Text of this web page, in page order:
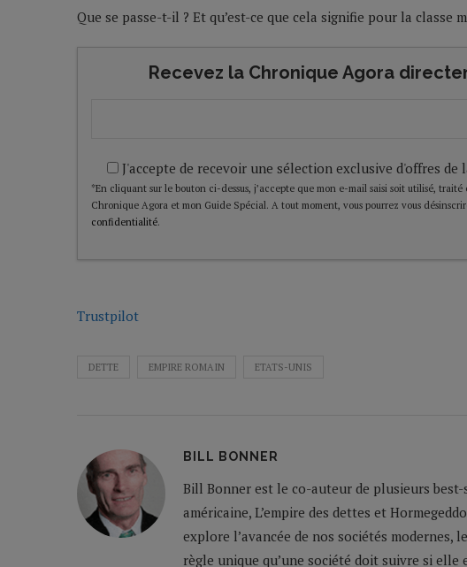
Que se passe-t-il ? Et qu’est-ce que cela signifie pour la classe
Recevez la Chronique Agora
J'accepte de recevoir une sélection exclusive d'offres
*En cliquant sur le bouton ci-dessus, j’accepte que mon e-mail saisi soit utilisé,
Chronique Agora et mon Guide Spécial. A tout moment, vous pourrez vous
confidentialité.
Trustpilot
DETTE EMPIRE ROMAIN ETATS-UNIS
BILL BONNER
Bill Bonner est le co-auteur de plusieurs
américaine, L’empire des dettes et
explore l’avancée de nos sociétés modernes,
règle unique qu’une société doit suivre si